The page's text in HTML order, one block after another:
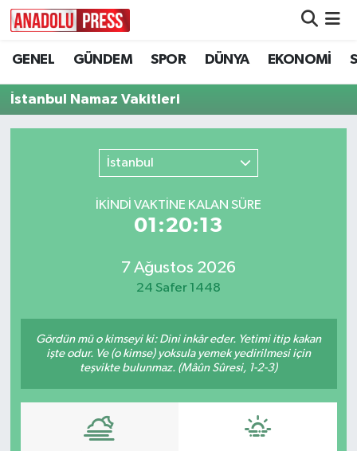
GENEL GÜNDEM SPOR DÜNYA EKONOMİ
İstanbul Namaz Vakitleri
İstanbul
İKINDI VAKTİNE KALAN SÜRE
01:20:13
7 Ağustos 2026
24 Safer 1448
Gördün mü o kimseyi ki: Dini inkâr eder. Yetimi itip kakan
işte odur. Ve (o kimse) yoksula yemek yedirilmesi için
teşvikte bulunmaz. (Mâûn Sûresi, 1-2-3)
Nöbetçi Eczaneler
Hava Durumu
Süper Lig Puan Durumu ve Fikstür
Tüm Manşetler
Haber Arşivi